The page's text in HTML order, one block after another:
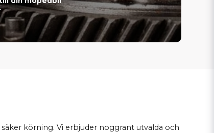
körning. Vi erbjuder noggrant utvalda och